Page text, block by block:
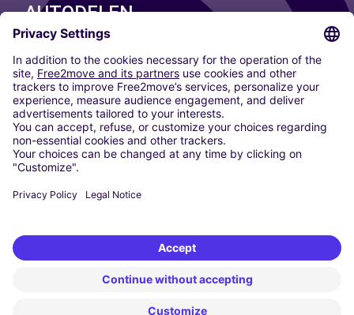
AUTODELEN
ONZE STEDEN
Paris
Madrid
Washington DC
Milaan
Rome
Turijn
Wenen
Berlijn
Düsseldorf